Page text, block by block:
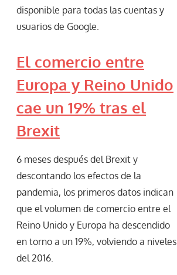
disponible para todas las cuentas y
usuarios de Google.
El comercio entre
Europa y Reino Unido
cae un 19% tras el
Brexit
6 meses después del Brexit y
descontando los efectos de la
pandemia, los primeros datos indican
que el volumen de comercio entre el
Reino Unido y Europa ha descendido
en torno a un 19%, volviendo a niveles
del 2016.